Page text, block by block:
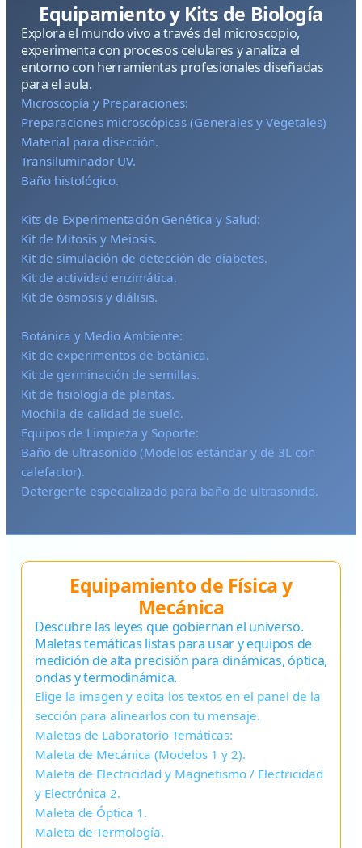
Equipamiento y Kits de Biología
Explora el mundo vivo a través del microscopio,
experimenta con procesos celulares y analiza el
entorno con herramientas profesionales diseñadas
para el aula.
Microscopía y Preparaciones:
Preparaciones microscópicas (Generales y Vegetales)
Material para disección.
Transiluminador UV.
Baño histológico.
Kits de Experimentación Genética y Salud:
Kit de Mitosis y Meiosis.
Kit de simulación de detección de diabetes.
Kit de actividad enzimática.
Kit de ósmosis y diálisis.
Botánica y Medio Ambiente:
Kit de experimentos de botánica.
Kit de germinación de semillas.
Kit de fisiología de plantas.
Mochila de calidad de suelo.
Equipos de Limpieza y Soporte:
Baño de ultrasonido (Modelos estándar y de 3L con
calefactor).
Detergente especializado para baño de ultrasonido.
Equipamiento de Física y
Mecánica
Descubre las leyes que gobiernan el universo.
Maletas temáticas listas para usar y equipos de
medición de alta precisión para dinámicas, óptica,
ondas y termodinámica.
Elige la imagen y edita los textos en el panel de la
sección para alinearlos con tu mensaje.
Maletas de Laboratorio Temáticas:
Maleta de Mecánica (Modelos 1 y 2).
Maleta de Electricidad y Magnetismo / Electricidad
y Electrónica 2.
Maleta de Óptica 1.
Maleta de Termología.